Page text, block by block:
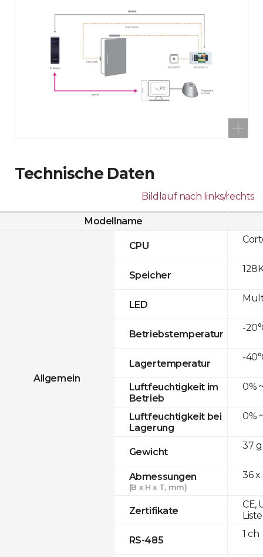
Technische Daten
Bildlauf nach links/rechts
Modellname
Allgemein
CPU
Speicher
LED
Betriebstemperatur
Lagertemperatur
Luftfeuchtigkeit im
Betrieb
Luftfeuchtigkeit bei
Lagerung
Gewicht
Abmessungen
(B x H x T, mm)
Zertifikate
RS-485
-
-
0%
0%
37 g
36 x
CE,
1 ch